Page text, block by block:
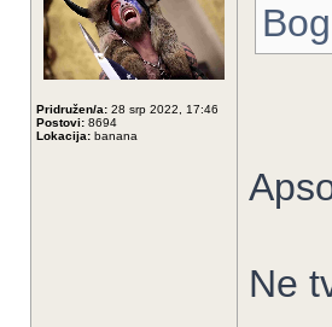
Pridružen/a: 28 srp 2022, 17:46
Postovi: 8694
Lokacija: banana
Ne